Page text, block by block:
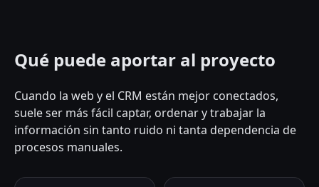
Qué puede aportar al proyecto
Cuando la web y el CRM están mejor conectados,
suele ser más fácil captar, ordenar y trabajar la
información sin tanto ruido ni tanta dependencia de
procesos manuales.